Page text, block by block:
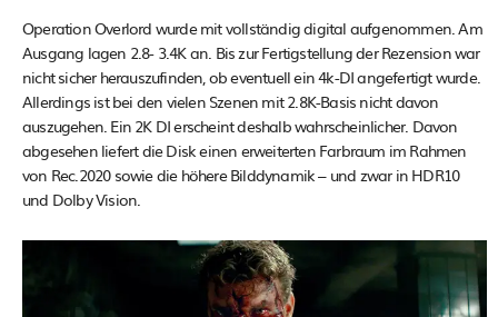
Operation Overlord wurde mit vollständig digital aufgenommen. Am
Ausgang lagen 2.8- 3.4K an. Bis zur Fertigstellung der Rezension war
nicht sicher herauszufinden, ob eventuell ein 4k-DI angefertigt wurde.
Allerdings ist bei den vielen Szenen mit 2.8K-Basis nicht davon
auszugehen. Ein 2K DI erscheint deshalb wahrscheinlicher. Davon
abgesehen liefert die Disk einen erweiterten Farbraum im Rahmen
von Rec.2020 sowie die höhere Bilddynamik – und zwar in HDR10
und Dolby Vision.